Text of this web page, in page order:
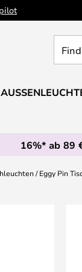
Sie
16%* ab 89
Eggy Pin